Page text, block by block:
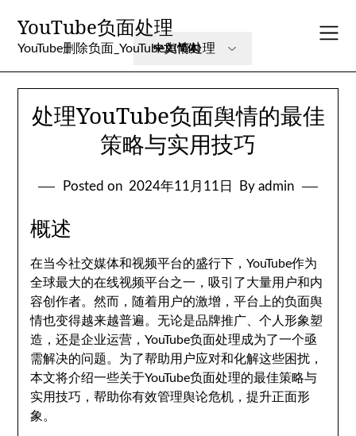
content
YouTube负面处理
YouTube删除负面_YouTube舆情处理
处理YouTube负面舆情的最佳
策略与实用技巧
Posted on 2024年11月11日 By admin
概述
在当今社交媒体和视频平台的盛行下，YouTube作为
全球最大的在线视频平台之一，吸引了大量用户和内
容创作者。然而，随着用户的激增，平台上的负面舆
情也变得越来越普遍。无论是品牌推广、个人形象塑
造，还是企业运营，YouTube负面处理成为了一个亟
需解决的问题。为了帮助用户应对和化解这些困扰，
本文将介绍一些关于YouTube负面处理的最佳策略与
实用技巧，帮助你有效管理舆论危机，提升正面形
象。